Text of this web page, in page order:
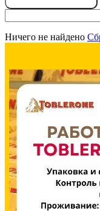
Ничего не найдено